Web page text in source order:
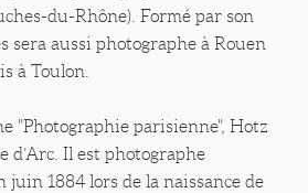
du-Rhône). Formé par son
sera aussi photographe à Rouen
à Toulon.
"Photographie parisienne", Hotz
d’Arc. Il est photographe
juin 1884 lors de la naissance de